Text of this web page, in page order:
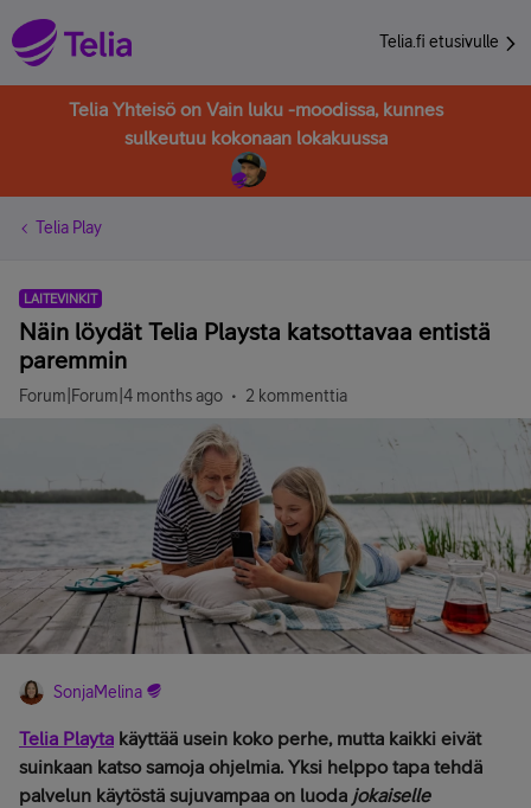
Telia.fi etusivulle
Telia Yhteisö on Vain luku -moodissa, kunnes
sulkeutuu kokonaan lokakuussa
Telia Play
LAITEVINKIT
Näin löydät Telia Playsta katsottavaa entistä
paremmin
Forum|Forum|4 months ago 2 kommenttia
SonjaMelina
Telia Playta käyttää usein koko perhe, mutta kaikki eivät
suinkaan katso samoja ohjelmia. Yksi helppo tapa tehdä
palvelun käytöstä sujuvampaa on luoda jokaiselle